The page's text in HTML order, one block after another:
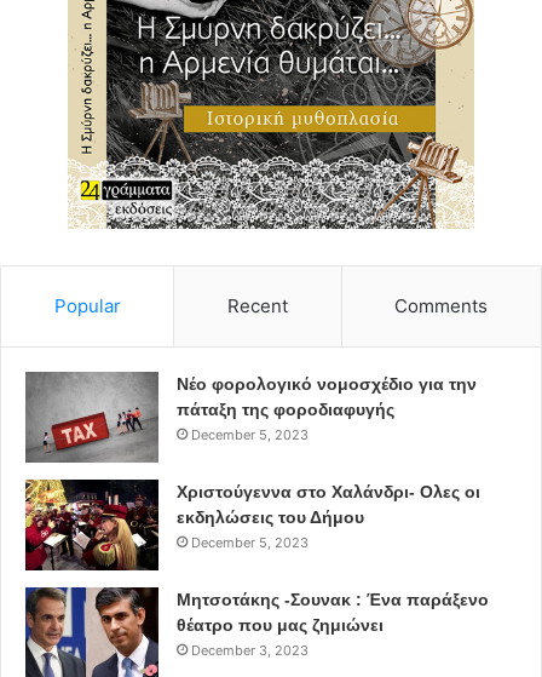
Ευχαριστούμε όλο τον κόσμο για την αμέριστη
αλληλεγγύη που έδειξε. Παραμένουμε στον αγώνα
ενάντια στον φασισμό, για έναν κόσμο χωρίς σύνορα και
ρατσισμό. Ενάντια στο νέο ολοκληρωτισμό, θα υψώσουμε
τις γροθιές μας και τις φωνές μας. Θα διαμαρτυρόμαστε
συνέχεια. Δε θα γλιτώσει κανένα κράτος και κανένα
κεφάλαιο. Η αλληλεγγύη θα νικήσει!
Θωμάς Λάλος
Αλέξανδρος Τιτκώβ”
Νέα Δημοκρατία
σύλληψη Θωμάς Λάλος
Αλέξανδρος Τικτωβ
Popular Recent Comments
Νέο φορολογικό νομοσχέδιο για την
πάταξη της φοροδιαφυγής
December 5, 2023
Χριστούγεννα στο Χαλάνδρι- Ολες οι
εκδηλώσεις του Δήμου
December 5, 2023
Μητσοτάκης -Σουνακ : Ένα παράξενο
θέατρο που μας ζημιώνει
December 3, 2023